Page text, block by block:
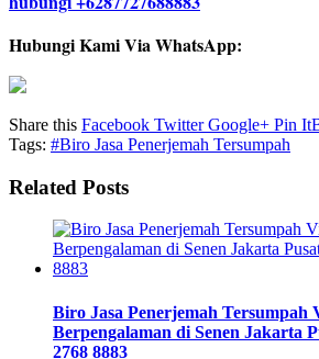
Hubungi Kami Via WhatsApp:
Share this Facebook TwitterGoogle+ Pin It
Tags: #Biro Jasa Penerjemah Tersumpah
Related Posts
Biro Jasa Penerjemah Tersumpah
Berpengalaman di Senen Jakarta
2768 8883